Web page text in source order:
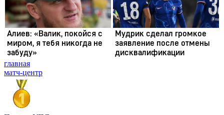
главная
матч-центр